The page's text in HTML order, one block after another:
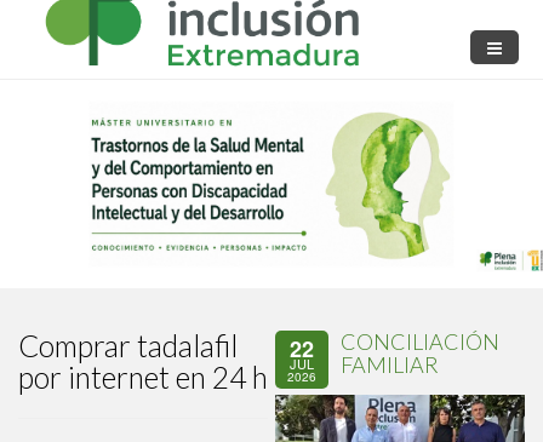
Comprar tadalafil
por internet en 24 h
22
JUL
2026
CONCILIACIÓN
FAMILIAR